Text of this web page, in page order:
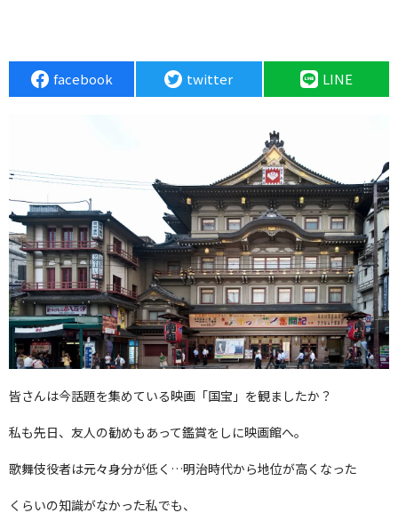
facebook twitter LINE
皆さんは今話題を集めている映画「国宝」を観ましたか？
私も先日、友人の勧めもあって鑑賞をしに映画館へ。
歌舞伎役者は元々身分が低く…明治時代から地位が高くなった
くらいの知識がなかった私でも、